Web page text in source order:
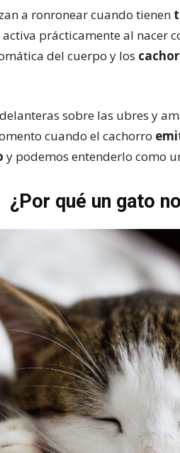
a ronronear cuando tienen
prácticamente al nacer
del cuerpo y los
sobre las ubres y
cuando el cachorro
y podemos entenderlo como
¿Por qué un gato